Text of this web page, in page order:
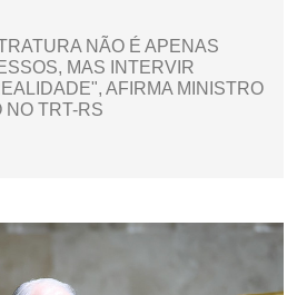
NÃO É APENAS
MAS INTERVIR
AFIRMA MINISTRO
NO TRT-RS